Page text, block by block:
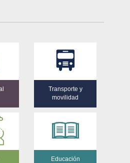
Transporte y
movilidad
Educación